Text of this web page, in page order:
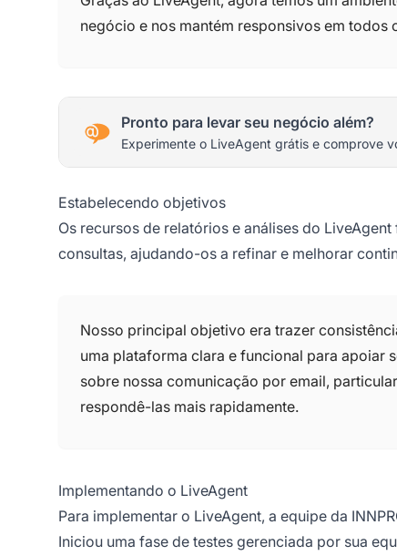
negócio e nos mantém responsivos em todos
Pronto para levar seu negócio além?
Experimente o LiveAgent grátis e comprove
Estabelecendo objetivos
Os recursos de relatórios e análises do
consultas, ajudando-os a refinar e melhorar
Nosso principal objetivo era trazer
uma plataforma clara e funcional para apoiar
sobre nossa comunicação por email,
respondê-las mais rapidamente.
Implementando o LiveAgent
Para implementar o LiveAgent, a equipe da
Iniciou uma fase de testes gerenciada por sua